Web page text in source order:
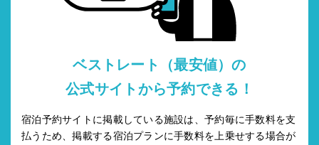
ベストレート（最安値）の
公式サイトから予約できる！
宿泊予約サイトに掲載している施設は、予約毎に手数料を支
払うため、掲載する宿泊プランに手数料を上乗せする場合が